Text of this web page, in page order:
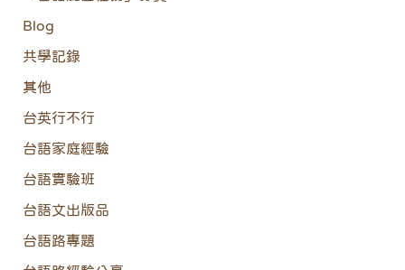
Blog
共學記錄
其他
台英行不行
台語家庭經驗
台語實驗班
台語文出版品
台語路專題